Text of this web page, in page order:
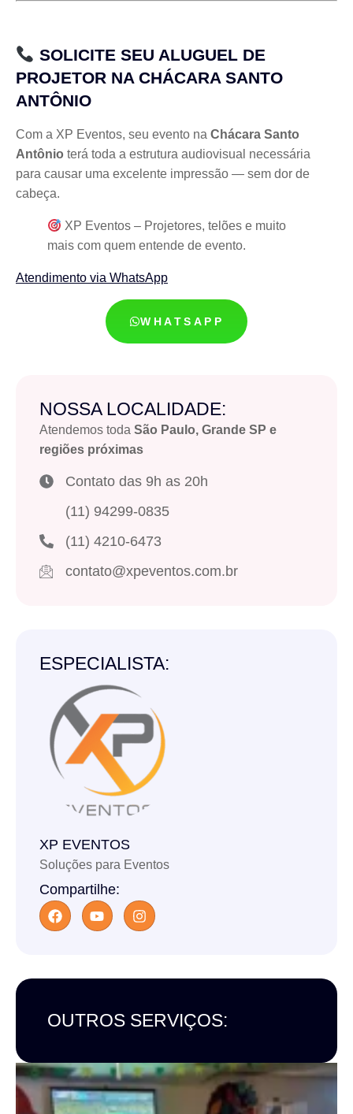
SOLICITE SEU ALUGUEL DE
PROJETOR NA CHÁCARA SANTO
ANTÔNIO
Com a XP Eventos, seu evento na Chácara Santo
Antônio terá toda a estrutura audiovisual necessária
para causar uma excelente impressão — sem dor de
cabeça.
XP Eventos – Projetores, telões e muito
mais com quem entende de evento.
Atendimento via WhatsApp
WHATSAPP
NOSSA LOCALIDADE:
Atendemos toda São Paulo, Grande SP e
regiões próximas
Contato das 9h as 20h
(11) 94299-0835
(11) 4210-6473
contato@xpeventos.com.br
ESPECIALISTA:
XP EVENTOS
Soluções para Eventos
Compartilhe:
OUTROS SERVIÇOS: